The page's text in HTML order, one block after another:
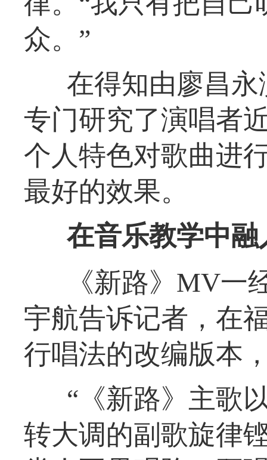
众。”
在得知由廖昌
专门研究了演唱者
个人特色对歌曲进
最好的效果。
在音乐教学中
《新路》MV一
宇航告诉记者，在
行唱法的改编版本
“《新路》主歌
转大调的副歌旋律